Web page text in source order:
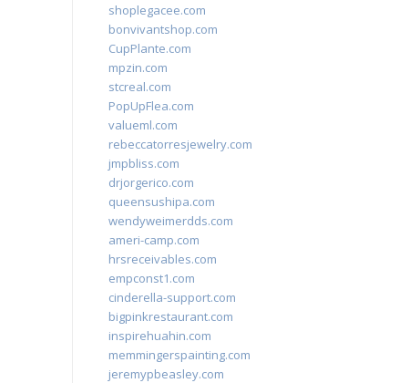
shoplegacee.com
bonvivantshop.com
CupPlante.com
mpzin.com
stcreal.com
PopUpFlea.com
valueml.com
rebeccatorresjewelry.com
jmpbliss.com
drjorgerico.com
queensushipa.com
wendyweimerdds.com
ameri-camp.com
hrsreceivables.com
empconst1.com
cinderella-support.com
bigpinkrestaurant.com
inspirehuahin.com
memmingerspainting.com
jeremypbeasley.com